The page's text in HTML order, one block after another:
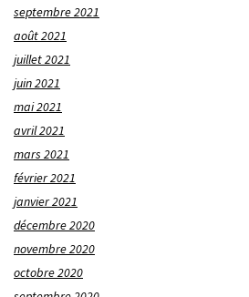
septembre 2021
août 2021
juillet 2021
juin 2021
mai 2021
avril 2021
mars 2021
février 2021
janvier 2021
décembre 2020
novembre 2020
octobre 2020